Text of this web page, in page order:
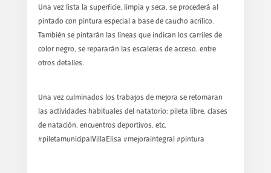
Una vez lista la superficie, limpia y seca, se procederá al
pintado con pintura especial a base de caucho acrílico.
También se pintarán las líneas que indican los carriles de
color negro, se repararán las escaleras de acceso, entre
otros detalles.
Una vez culminados los trabajos de mejora se retomaran
las actividades habituales del natatorio: pileta libre, clases
de natación, encuentros deportivos, etc.
#piletamunicipalVillaElisa #mejoraintegral #pintura